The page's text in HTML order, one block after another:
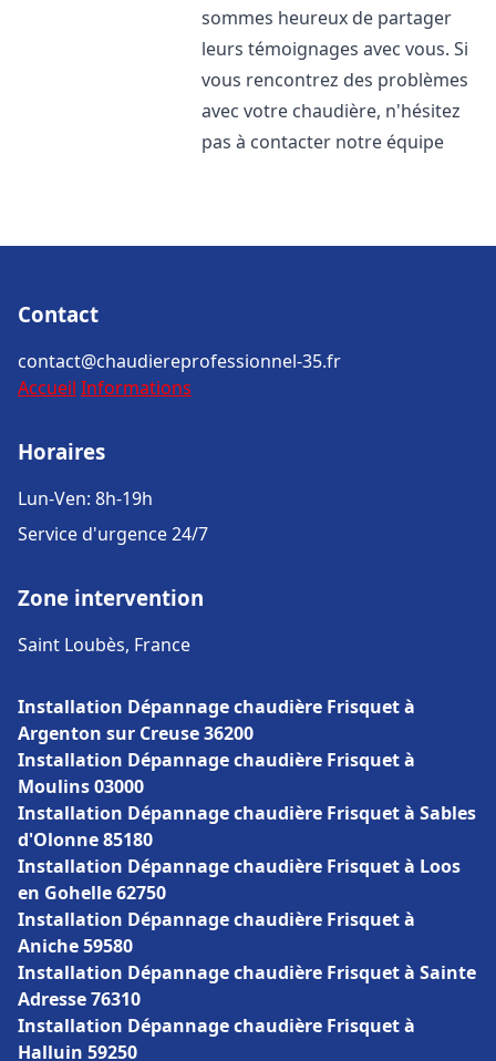
sommes heureux de partager
leurs témoignages avec vous. Si
vous rencontrez des problèmes
avec votre chaudière, n'hésitez
pas à contacter notre équipe
Contact
contact@chaudiereprofessionnel-35.fr
Accueil Informations
Horaires
Lun-Ven: 8h-19h
Service d'urgence 24/7
Zone intervention
Saint Loubès, France
Installation Dépannage chaudière Frisquet à
Argenton sur Creuse 36200
Installation Dépannage chaudière Frisquet à
Moulins 03000
Installation Dépannage chaudière Frisquet à Sables
d'Olonne 85180
Installation Dépannage chaudière Frisquet à Loos
en Gohelle 62750
Installation Dépannage chaudière Frisquet à
Aniche 59580
Installation Dépannage chaudière Frisquet à Sainte
Adresse 76310
Installation Dépannage chaudière Frisquet à
Halluin 59250